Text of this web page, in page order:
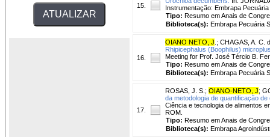
15.
Instrumentação: Embrapa
Tipo: Resumo em Anais de
Biblioteca(s): Embrapa Pecuária
16.
OIANO NETO, J ; CHAGAS, A. C.
Rhipicephalus (Boophilus)
Meeting for Prof. José Tércio B.
Tipo: Resumo em Anais de
Biblioteca(s): Embrapa Pecuária
17.
ROSAS, J. S. ; OIANO-NETO, J;
da metodologia de quantificação de
Ciência e tecnologia de alimentos
ROM.
Tipo: Resumo em Anais de
Biblioteca(s): Embrapa